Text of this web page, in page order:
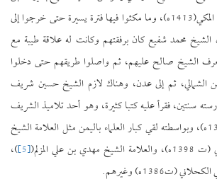
عبد الجبار الأركاني الحنفي المكي(1413ه)، وما مكثوا فيها فترة يسيرة حتى خرجوا إلى
محمد شفيع كان برفقتهم وكانت له علاقة طيبة مع
الشيخ صالح عليهم، ثم واصلوا طريقهم حتى دخلوا
الشمالي، ثم إلى عدن، وهناك لازم الشيخ حسين شريف
(ت 1389ه) بمدرسته سنتين، فقرأ عليه كتبا كثيرة، وهو أحد تلاميذ الشريف
حسين بن أحمد المدني (1353ه)، وبواسطته لقي كبار العلماء باليمن مثل العلامة الشيخ
المزلم(
[5] )،
(ت1386ه) وغيرهم.